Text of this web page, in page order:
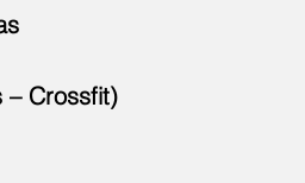
– Crossfit)